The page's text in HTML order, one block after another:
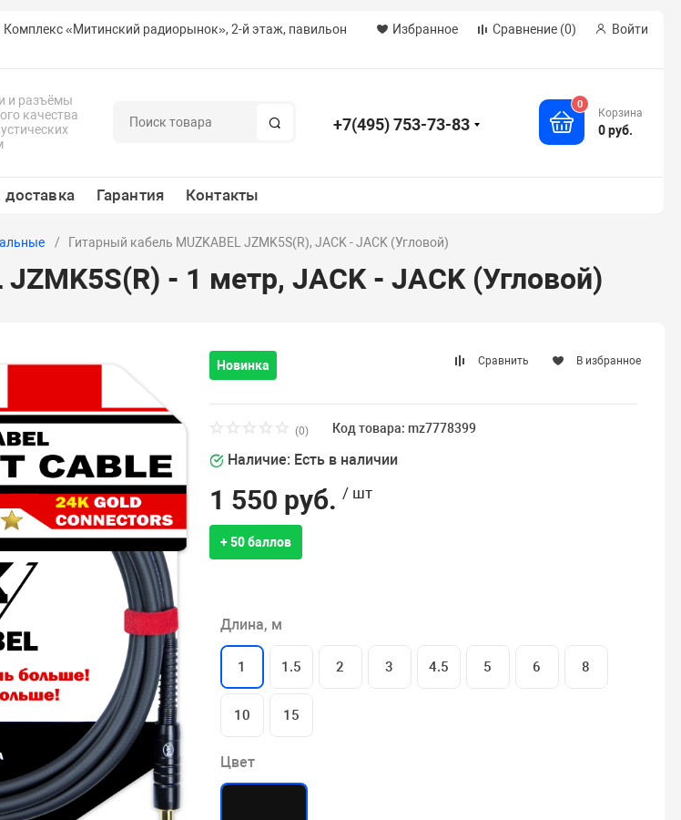
«Митинский радиорынок», 2-й этаж, павильон
Избранное Сравнение (0) Войти
и разъёмы
качества
+7(495) 753-73-83
0
Корзина
0 руб.
доставка Гарантия Контакты
Гитарный кабель MUZKABEL JZMK5S(R), JACK - JACK (Угловой)
- 1 метр, JACK - JACK (Угловой)
Сравнить В избранное
Новинка
(0) Код товара: mz7778399
Наличие: Есть в наличии
1 550 руб. / шт
+ 50 баллов
Длина, м
1 1.5 2 3 4.5 5 6 8
10 15
Цвет